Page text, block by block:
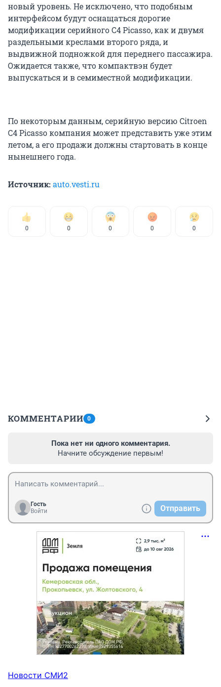
новый уровень. Не исключено, что подобным
интерфейсом будут оснащаться дорогие
модификации серийного С4 Picasso, как и двумя
раздельными креслами второго ряда, и
выдвижной подножкой для переднего пассажира.
Ожидается также, что компактвэн будет
выпускаться и в семиместной модификации.
По некоторым данным, серийную версию Citroen
C4 Picasso компания может представить уже этим
летом, а его продажи должны стартовать в конце
нынешнего года.
Источник: auto.vesti.ru
0 0 0 0 0
КОММЕНТАРИИ 0
Пока нет ни одного комментария.
Начните обсуждение первым!
Гость
Войти
Отправить
Новости СМИ2